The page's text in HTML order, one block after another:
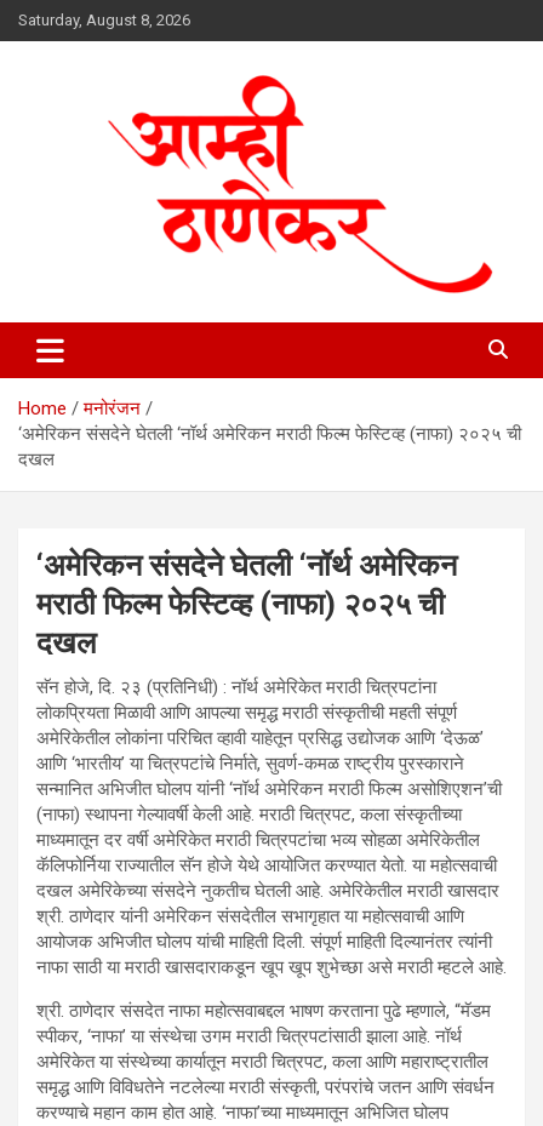
Skip
to
Saturday, August 8, 2026
aamhithanekar.com
Home
मनोरंजन
‘अमेरिकन संसदेने घेतली ‘नॉर्थ अमेरिकन मराठी फिल्म फेस्टिव्ह (नाफा) २०२५ ची
दखल
‘अमेरिकन संसदेने घेतली ‘नॉर्थ अमेरिकन
मराठी फिल्म फेस्टिव्ह (नाफा) २०२५ ची
दखल
सॅन होजे, दि. २३ (प्रतिनिधी) : नॉर्थ अमेरिकेत मराठी चित्रपटांना
लोकप्रियता मिळावी आणि आपल्या समृद्ध मराठी संस्कृतीची महती संपूर्ण
अमेरिकेतील लोकांना परिचित व्हावी याहेतून प्रसिद्ध उद्योजक आणि ‘देऊळ’
आणि ‘भारतीय’ या चित्रपटांचे निर्माते, सुवर्ण-कमळ राष्ट्रीय पुरस्काराने
सन्मानित अभिजीत घोलप यांनी ‘नॉर्थ अमेरिकन मराठी फिल्म असोशिएशन’ची
(नाफा) स्थापना गेल्यावर्षी केली आहे. मराठी चित्रपट, कला संस्कृतीच्या
माध्यमातून दर वर्षी अमेरिकेत मराठी चित्रपटांचा भव्य सोहळा अमेरिकेतील
कॅलिफोर्निया राज्यातील सॅन होजे येथे आयोजित करण्यात येतो. या महोत्सवाची
दखल अमेरिकेच्या संसदेने नुकतीच घेतली आहे. अमेरिकेतील मराठी खासदार
श्री. ठाणेदार यांनी अमेरिकन संसदेतील सभागृहात या महोत्सवाची आणि
आयोजक अभिजीत घोलप यांची माहिती दिली. संपूर्ण माहिती दिल्यानंतर त्यांनी
नाफा साठी या मराठी खासदाराकडून खूप खूप शुभेच्छा असे मराठी म्हटले आहे.
श्री. ठाणेदार संसदेत नाफा महोत्सवाबद्दल भाषण करताना पुढे म्हणाले, “मॅडम
स्पीकर, ‘नाफा’ या संस्थेचा उगम मराठी चित्रपटांसाठी झाला आहे. नॉर्थ
अमेरिकेत या संस्थेच्या कार्यातून मराठी चित्रपट, कला आणि महाराष्ट्रातील
समृद्ध आणि विविधतेने नटलेल्या मराठी संस्कृती, परंपरांचे जतन आणि संवर्धन
करण्याचे महान काम होत आहे. ‘नाफा’च्या माध्यमातून अभिजित घोलप